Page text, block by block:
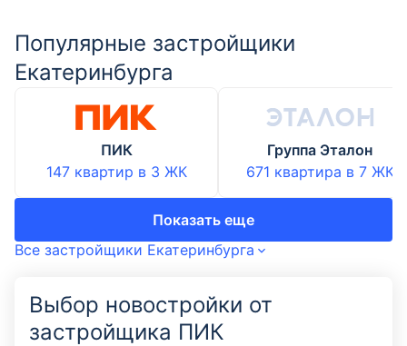
Популярные застройщики
Екатеринбурга
ПИК
147 квартир в 3 ЖК
Группа Эталон
671 квартира в 7ЖК
Показать еще
Все застройщики Екатеринбурга
Выбор новостройки от
застройщика ПИК